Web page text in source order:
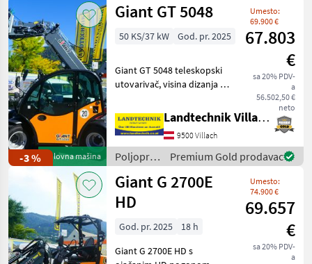
Kategorija 3 Država Filteri
TRENUTNA
PUTANJA
Poljoprivredna
tehnika
Poljoprivredni
Motorni
Strojevi
Dvorisni
Utovarivaci
IZABERITE
KATEGORIJU
Weidemann
152
Resetuj
Prikaži
760
rezultata
-3 % Polovna mašina
Giant GT 5048
Umesto:
69.900 €
67.803
€
sa 20% PDV-
a
56.502,50 €
neto
50 KS/37 kW God. pr. 2025
Giant GT 5048 teleskopski
utovarivač, visina dizanja 4,
1900 kg s Euro brzom
spojnicom i hidrauličkim
mehanizmom za
zaključavanje, upravljan
Landtechnik Villach GmbH
9500 Villach
Poljoprivredni
motorni
strojevi /
Giant
Premium Gold prodavac
Giant G 2700E
HD
Umesto:
74.900 €
69.657
€
sa 20% PDV-
a
God. pr. 2025
18 h
Giant G 2700E HD s